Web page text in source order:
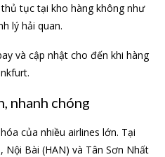
thủ tục tại kho hàng không như
lý hải quan.
và cập nhật cho đến khi hàng
nhanh chóng
của nhiều airlines lớn. Tại
Nội Bài (HAN) và Tân Sơn Nhất